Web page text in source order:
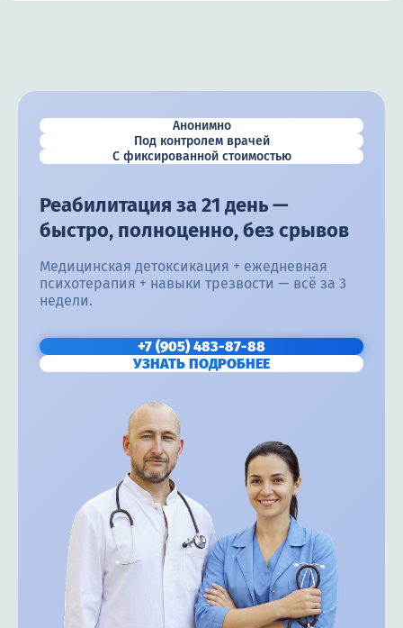
Анонимно
Под контролем врачей
С фиксированной стоимостью
Реабилитация за 21 день —
быстро, полноценно, без срывов
Медицинская детоксикация + ежедневная
психотерапия + навыки трезвости — всё за 3
недели.
+7 (905) 483-87-88
УЗНАТЬ ПОДРОБНЕЕ